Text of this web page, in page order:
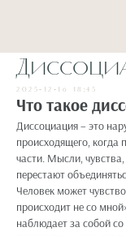
2025-12-16 18:45
Что такое
Диссоциация – это
происходящего, когда
части. Мысли,
перестают
Человек может
происходит не со
наблюдает за собой